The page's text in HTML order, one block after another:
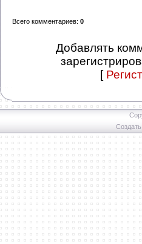
Всего комментариев: 0
Добавлять
[